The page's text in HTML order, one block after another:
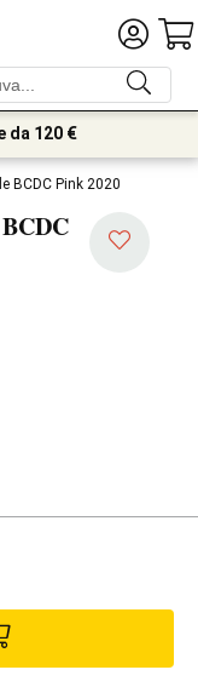
da 120 €
BCDC Pink 2020